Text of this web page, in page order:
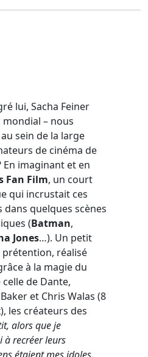
lui, Sacha Feiner
– nous
sein de la large
de cinéma de
En imaginant et en
Fan Film, un court
qui incrustait ces
quelques scènes
(Batman,
Jones…). Un petit
réalisé
à la magie du
de Dante,
et Chris Walas (8
les créateurs des
alors que je
à recréer leurs